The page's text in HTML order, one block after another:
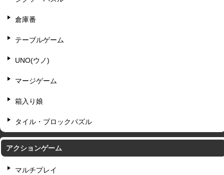
倉庫番
テーブルゲーム
UNO(ウノ)
マージゲーム
箱入り娘
タイル・ブロックパズル
アクションゲーム
マルチプレイ